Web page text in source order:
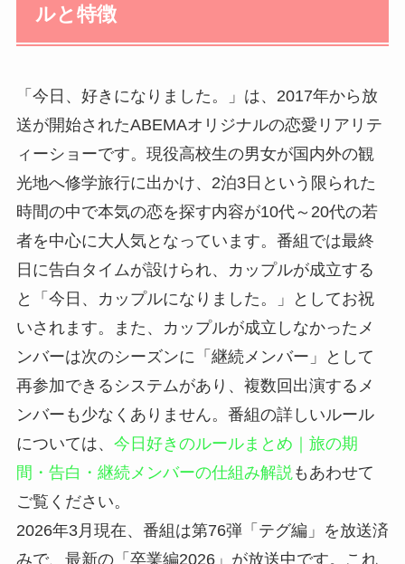
ルと特徴
「今日、好きになりました。」は、2017年から放
送が開始されたABEMAオリジナルの恋愛リアリテ
ィーショーです。現役高校生の男女が国内外の観
光地へ修学旅行に出かけ、2泊3日という限られた
時間の中で本気の恋を探す内容が10代～20代の若
者を中心に大人気となっています。番組では最終
日に告白タイムが設けられ、カップルが成立する
と「今日、カップルになりました。」としてお祝
いされます。また、カップルが成立しなかったメ
ンバーは次のシーズンに「継続メンバー」として
再参加できるシステムがあり、複数回出演するメ
ンバーも少なくありません。番組の詳しいルール
については、 今日好きのルールまとめ｜旅の期
間・告白・継続メンバーの仕組み解説もあわせて
ご覧ください。
2026年3月現在、番組は第76弾「テグ編」を放送済
みで、最新の「卒業編2026」が放送中です。これ